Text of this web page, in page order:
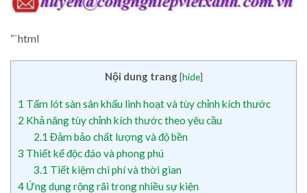
“`html
Nội dung trang [hide]
1 Tấm lót sàn sân khấu linh hoạt và tùy chỉnh kích thước
2 Khả năng tùy chỉnh kích thước theo yêu cầu
2.1 Đảm bảo chất lượng và độ bền
3 Thiết kế độc đáo và phong phú
3.1 Tiết kiệm chi phí và thời gian
4 Ứng dụng rộng rãi trong nhiều sự kiện